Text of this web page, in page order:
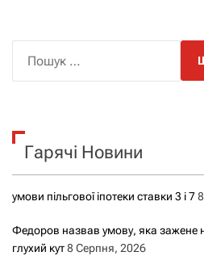
к
Гарячі Новини
умови пільгової іпотеки ставки 3 і 7
Федоров назвав умову, яка зажене
глухий кут8 Серпня, 2026